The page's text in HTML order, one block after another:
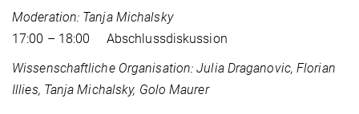
Moderation: Tanja Michalsky
17:00 – 18:00 Abschlussdiskussion
Wissenschaftliche Organisation: Julia Draganovic, Florian
Illies, Tanja Michalsky, Golo Maurer